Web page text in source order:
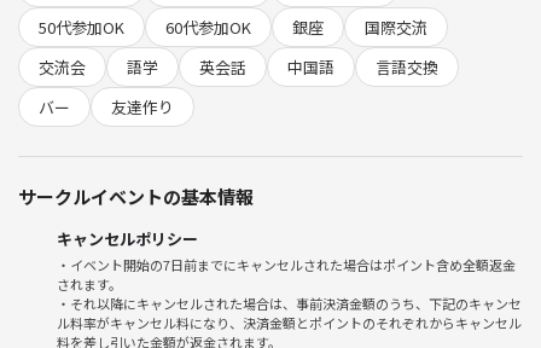
✨このイベントで得られるメリット✨
世界の方々とのご縁
ずっと繋がりを持てる友達
英語と交流を効率的に
新しい視野・新しいビジョン
▶この交流会は想いの近い人・同じ共通点の方が集まります
✨趣味や活動の場を広げて、類友との出会いで人生を変えませんか✨
◆━━━━━━━━━━━━━━━━━━━━━━━◆
イベントについて
◆━━━━━━━━━━━━━━━━━━━━━━━◆
50代参加OK
60代参加OK 銀座
国際交流
交流会
語学 英会話 中国語
言語交換
バー
友達作り
サークルイベントの基本情報
キャンセルポリシー
・イベント開始の7日前までにキャンセルされた場合はポイント含め全額返金
されます。
・それ以降にキャンセルされた場合は、事前決済金額のうち、下記のキャンセ
ル料率がキャンセル料になり、決済金額とポイントのそれぞれからキャンセル
料を差し引いた金額が返金されます。